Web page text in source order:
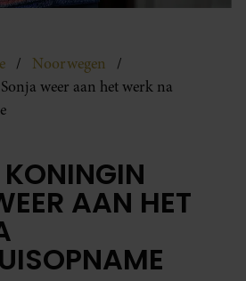
Noorwegen
weer aan het werk na
AAN HET